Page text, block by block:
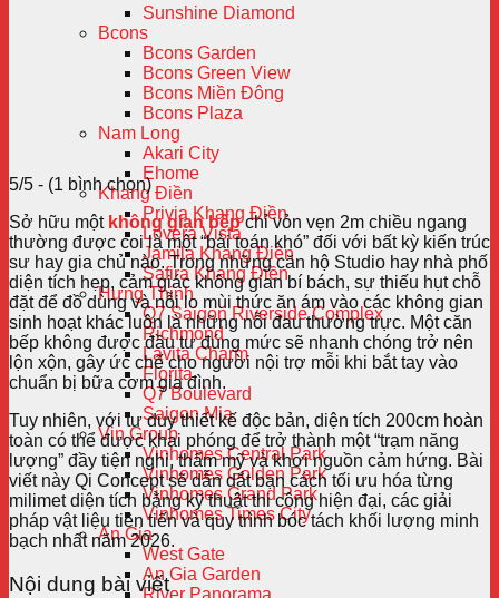
Sunshine Diamond
Bcons
Bcons Garden
Bcons Green View
Bcons Miền Đông
Bcons Plaza
Nam Long
Akari City
Ehome
Khang Điền
Privia Khang Điền
Lovera Vista
Jamila Khang Điền
Safira Khang Điền
Hưng Thịnh
Q7 Saigon Riverside Complex
Richmond
Lavita Charm
Florita
Q7 Boulevard
Saigon Mia
Vin Group
Vinhomes Central Park
Vinhomes Golden Park
Vinhomes Grand Park
Vinhomes Times City
An Gia
West Gate
An Gia Garden
River Panorama
5/5 - (1 bình chọn)
Sở hữu một không gian bếpchỉ vỏn vẹn 2m chiều ngang
thường được coi là một “bài toán khó” đối với bất kỳ kiến trúc
sư hay gia chủ nào. Trong những căn hộ Studio hay nhà phố
diện tích hẹp, cảm giác không gian bí bách, sự thiếu hụt chỗ
đặt để đồ dùng và nỗi lo mùi thức ăn ám vào các không gian
sinh hoạt khác luôn là những nỗi đau thường trực. Một căn
bếp không được đầu tư đúng mức sẽ nhanh chóng trở nên
lộn xộn, gây ức chế cho người nội trợ mỗi khi bắt tay vào
chuẩn bị bữa cơm gia đình.
Tuy nhiên, với tư duy thiết kế độc bản, diện tích 200cm hoàn
toàn có thể được khai phóng để trở thành một “trạm năng
lượng” đầy tiện nghi, thẩm mỹ và khơi nguồn cảm hứng. Bài
viết này Qi Concept sẽ dẫn dắt bạn cách tối ưu hóa từng
milimet diện tích bằng kỹ thuật thi công hiện đại, các giải
pháp vật liệu tiên tiến và quy trình bóc tách khối lượng minh
bạch nhất năm 2026.
Nội dung bài viết